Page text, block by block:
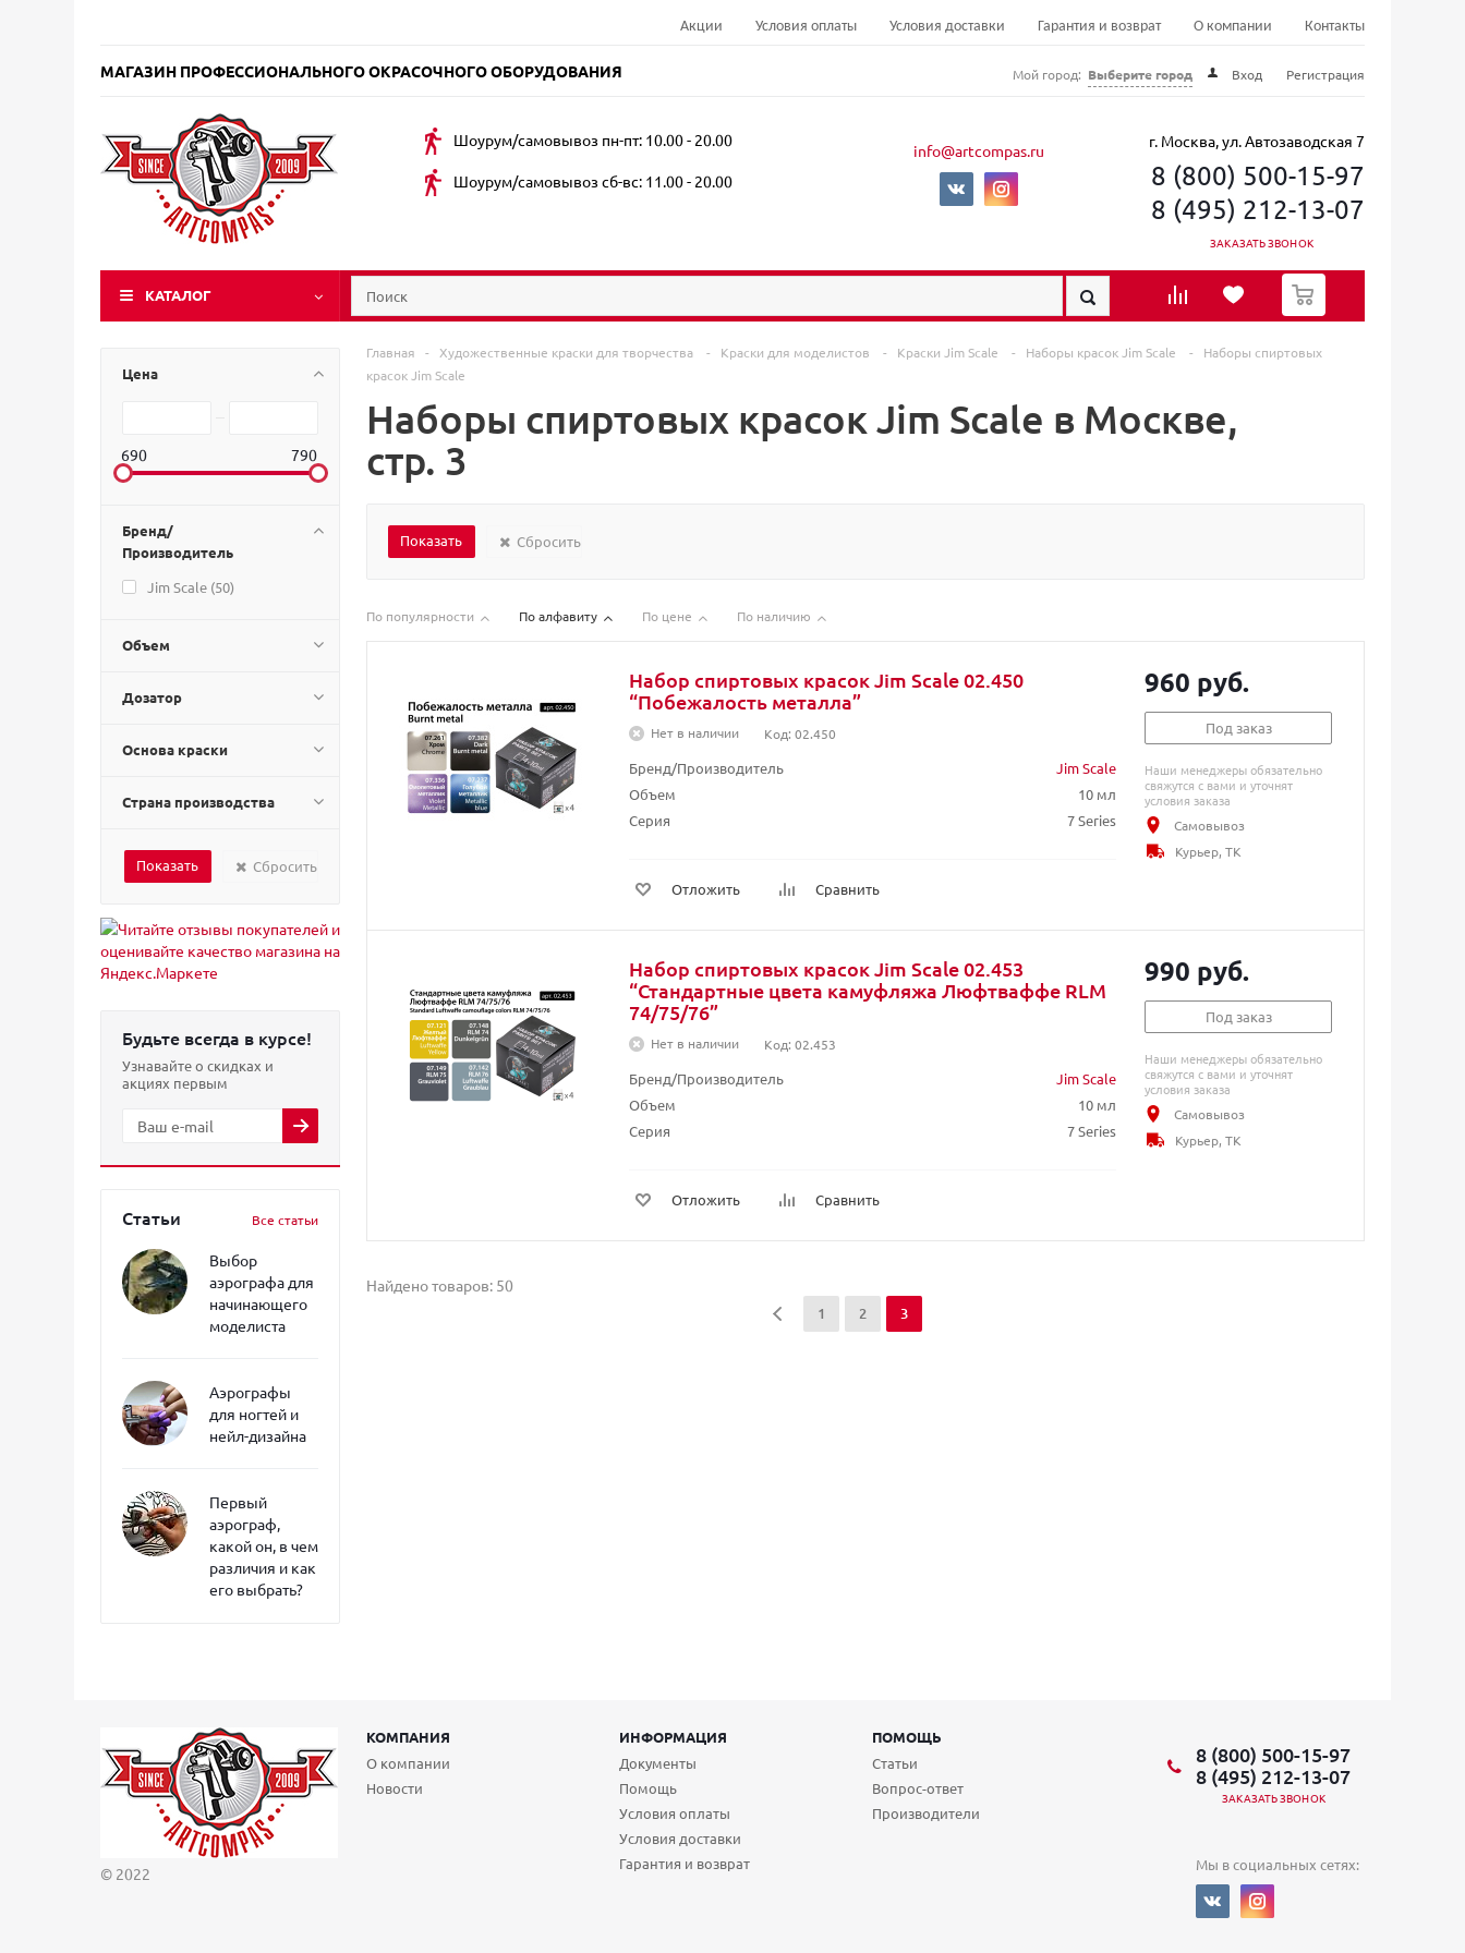
Акции Условия оплаты Условия доставки Гарантия и возврат О компании Контакты
МАГАЗИН ПРОФЕССИОНАЛЬНОГО ОКРАСОЧНОГО ОБОРУДОВАНИЯ Мой город: Выберите город Вход Регистрация
Шоурум/самовывоз пн-пт: 10.00 - 20.00
Шоурум/самовывоз сб-вс: 11.00 - 20.00
info@artcompas.ru г. Москва, ул. Автозаводская 7
8 (800) 500-15-97
8 (495) 212-13-07
ЗАКАЗАТЬ ЗВОНОК
КАТАЛОГ
0
Цена
690 790
Бренд/
Производитель
Jim Scale (50)
Объем
Дозатор
Основа краски
Страна производства
Сбросить
Будьте всегда в курсе!
Узнавайте о скидках и
акциях первым
Статьи Все статьи
Выбор
аэрографа для
начинающего
моделиста
Аэрографы
для ногтей и
нейл-дизайна
Первый
аэрограф,
какой он, в чем
различия и как
его выбрать?
Главная - Художественные краски для творчества - Краски для моделистов - Краски Jim Scale - Наборы красок Jim Scale -
Наборы спиртовых
красок Jim Scale
Наборы спиртовых красок Jim Scale в Москве,
стр. 3
Сбросить
По популярности По алфавиту По цене По наличию
Набор спиртовых красок Jim Scale 02.450
“Побежалость металла”
Нет в наличии Код: 02.450
Бренд/Производитель
Jim Scale
Объем
10 мл
Серия
7 Series
Отложить Сравнить
960 руб.
Под заказ
Наши менеджеры обязательно
свяжутся с вами и уточнят
условия заказа
Самовывоз
Курьер, ТК
Набор спиртовых красок Jim Scale 02.453
“Стандартные цвета камуфляжа Люфтваффе RLM
74/75/76”
Нет в наличии Код: 02.453
Бренд/Производитель
Jim Scale
Объем
10 мл
Серия
7 Series
Отложить Сравнить
990 руб.
Под заказ
Наши менеджеры обязательно
свяжутся с вами и уточнят
условия заказа
Самовывоз
Курьер, ТК
Найдено товаров: 50
1
2 3
© 2022
КОМПАНИЯ ИНФОРМАЦИЯ
ПОМОЩЬ
О компании
Новости
Документы
Помощь
Условия оплаты
Условия доставки
Гарантия и возврат
Статьи
Вопрос-ответ
Производители
8 (800) 500-15-97
8 (495) 212-13-07
ЗАКАЗАТЬ ЗВОНОК
Мы в социальных сетях: